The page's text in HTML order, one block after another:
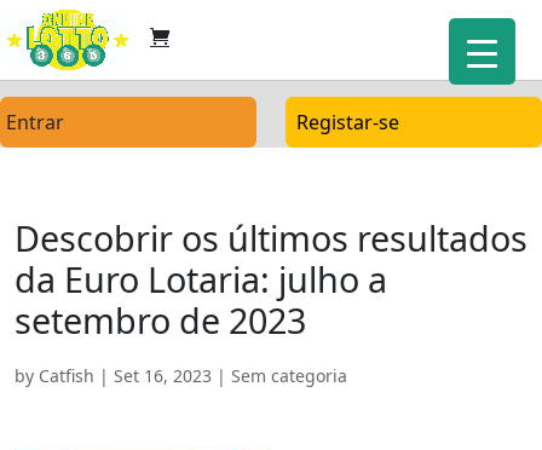
Entrar Registar-se
Descobrir os últimos resultados
da Euro Lotaria: julho a
setembro de 2023
by Catfish | Set 16, 2023 | Sem categoria